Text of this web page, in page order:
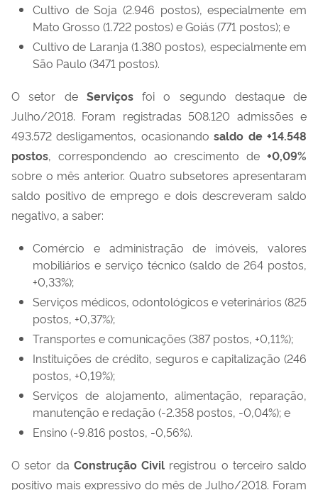
Cultivo de Soja (2.946 postos), especialmente em
Mato Grosso (1.722 postos) e Goiás (771 postos); e
Cultivo de Laranja (1.380 postos), especialmente em
São Paulo (3471 postos).
O setor de Serviçosfoi o segundo destaque de
Julho/2018. Foram registradas 508.120 admissões e
493.572 desligamentos, ocasionandosaldo de +14.548
postos, correspondendo ao crescimento de +0,09%
sobre o mês anterior. Quatro subsetores apresentaram
saldo positivo de emprego e dois descreveram saldo
negativo, a saber:
Comércio e administração de imóveis, valores
mobiliários e serviço técnico (saldo de 264 postos,
+0,33%);
Serviços médicos, odontológicos e veterinários (825
postos, +0,37%);
Transportes e comunicações (387 postos, +0,11%);
Instituições de crédito, seguros e capitalização (246
postos, +0,19%);
Serviços de alojamento, alimentação, reparação,
manutenção e redação (-2.358 postos, -0,04%); e
Ensino (-9.816 postos, -0,56%).
O setor da Construção Civil registrou o terceiro saldo
positivo mais expressivo do mês de Julho/2018. Foram